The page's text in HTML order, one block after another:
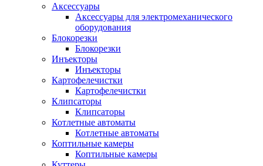
Аксессуары
Аксессуары для электромеханического
оборудования
Блокорезки
Блокорезки
Инъекторы
Инъекторы
Картофелечистки
Картофелечистки
Клипсаторы
Клипсаторы
Котлетные автоматы
Котлетные автоматы
Коптильные камеры
Коптильные камеры